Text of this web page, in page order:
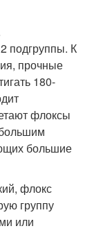
подгруппы. К
прочные
180-
флоксы
большие
флокс
группу
или